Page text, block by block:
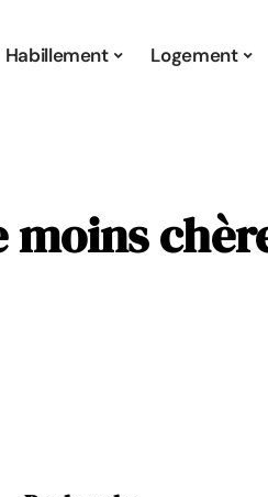
Habillement Logement